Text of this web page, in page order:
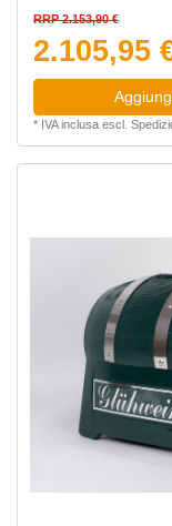
RRP 2.153,90 €
2.105,95
* IVA inclusaescl.